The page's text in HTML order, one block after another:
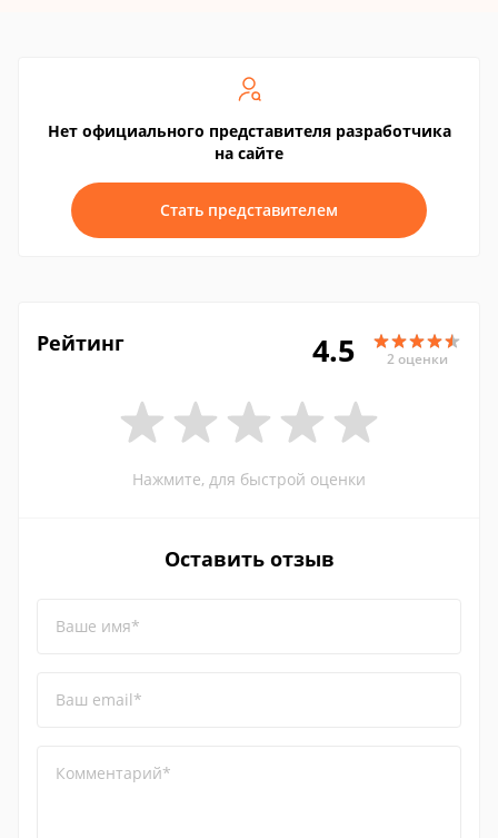
Нет официального представителя разработчика
на сайте
Стать представителем
Рейтинг 4.5 2 оценки
Нажмите, для быстрой оценки
Оставить отзыв
Ваше имя*
Ваш email*
Комментарий*